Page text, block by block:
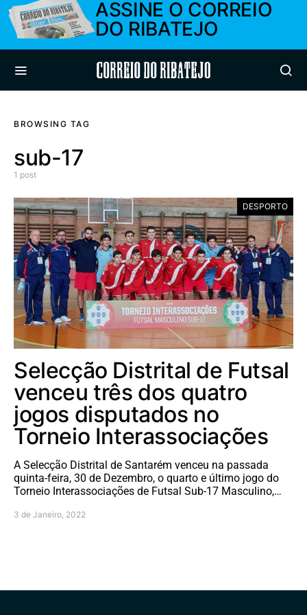
ASSINE O CORREIO
DO RIBATEJO
Correio do Ribatejo
BROWSING TAG
sub-17
1 post
DESPORTO
Selecção Distrital de Futsal
venceu três dos quatro
jogos disputados no
Torneio Interassociações
A Selecção Distrital de Santarém venceu na passada
quinta-feira, 30 de Dezembro, o quarto e último jogo do
Torneio Interassociações de Futsal Sub-17 Masculino,…
3 de Janeiro, 2022